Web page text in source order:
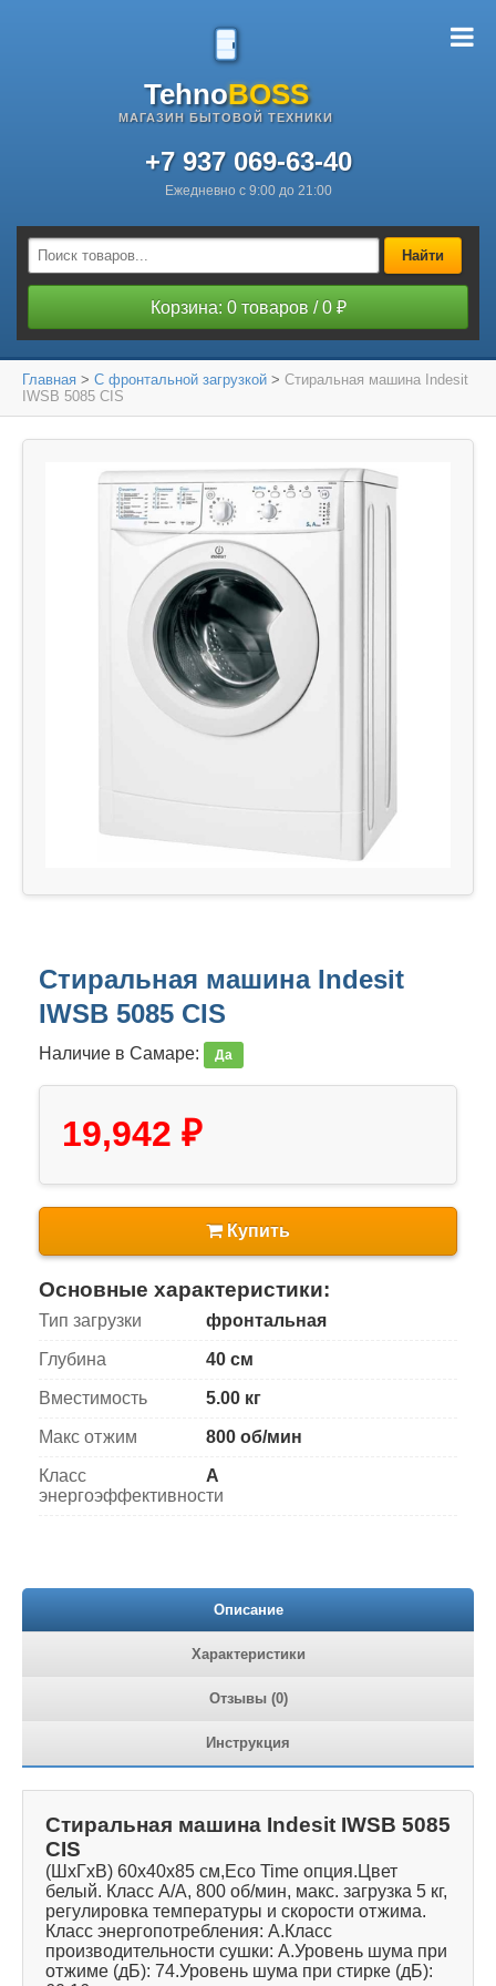
TehnoBOSS
МАГАЗИН БЫТОВОЙ ТЕХНИКИ
+7 937 069-63-40
Ежедневно с 9:00 до 21:00
Найти
Корзина: 0 товаров / 0 ₽
Главная > С фронтальной загрузкой > Стиральная машина Indesit
IWSB 5085 CIS
Стиральная машина Indesit
IWSB 5085 CIS
Наличие в Самаре: Да
19,942 ₽
Купить
Основные характеристики:
Тип загрузки фронтальная
Глубина 40 см
Вместимость 5.00 кг
Макс отжим 800 об/мин
Класс
энергоэффективности
A
Описание
Характеристики
Отзывы (0)
Инструкция
Стиральная машина Indesit IWSB 5085
CIS
(ШxГxВ) 60x40x85 см,Eco Time опция.Цвет
белый. Класс А/А, 800 об/мин, макс. загрузка 5 кг,
регулировка температуры и скорости отжима.
Класс энергопотребления: A.Класс
производительности сушки: A.Уровень шума при
отжиме (дБ): 74.Уровень шума при стирке (дБ):